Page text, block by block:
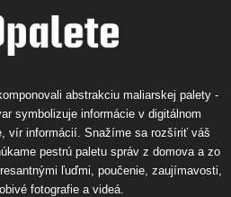
abstrakciu maliarskej palety -
symbolizuje informácie v digitálnom
vír informácií. Snažíme sa rozšíriť váš
pestrú paletu správ z domova a zo
ľuďmi, poučenie, zaujímavosti,
fotografie a videá.